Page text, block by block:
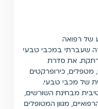
של רפואה
שעברתי במכבי טבעי
את סדרת
מטפלים, כירופרקטים
של מכבי טבעי.
מבחינת השורשים,
מגוון המטופלים